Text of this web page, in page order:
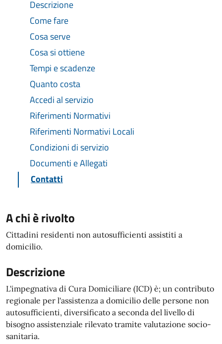
Descrizione
Come fare
Cosa serve
Cosa si ottiene
Tempi e scadenze
Quanto costa
Accedi al servizio
Riferimenti Normativi
Riferimenti Normativi Locali
Condizioni di servizio
Documenti e Allegati
Contatti
A chi è rivolto
Cittadini residenti non autosufficienti assistiti a
domicilio.
Descrizione
L'impegnativa di Cura Domiciliare (ICD) è; un contributo
regionale per l'assistenza a domicilio delle persone non
autosufficienti, diversificato a seconda del livello di
bisogno assistenziale rilevato tramite valutazione socio-
sanitaria.